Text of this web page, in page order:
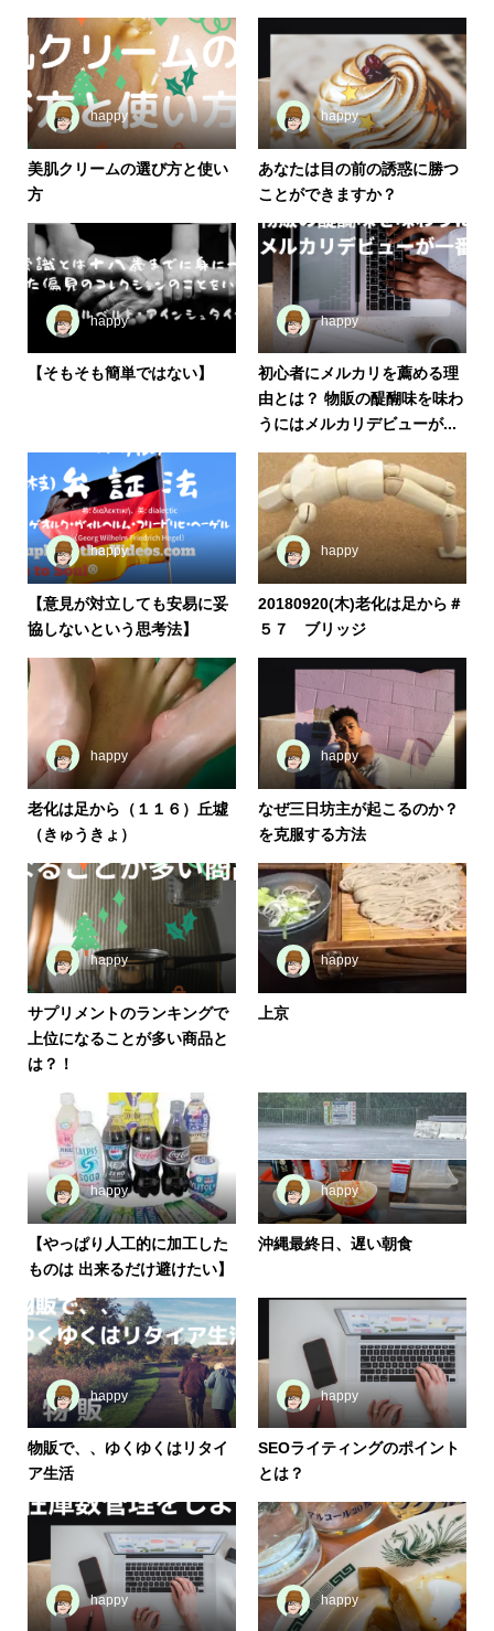
happy
美肌クリームの選び方と使い
方
happy
あなたは目の前の誘惑に勝つ
ことができますか？
happy
【そもそも簡単ではない】
happy
初心者にメルカリを薦める理
由とは？ 物販の醍醐味を味わ
うにはメルカリデビューが...
happy
【意見が対立しても安易に妥
協しないという思考法】
happy
20180920(木)老化は足から＃
５７ ブリッジ
happy
老化は足から（１１６）丘墟
（きゅうきょ）
happy
なぜ三日坊主が起こるのか？
を克服する方法
happy
サプリメントのランキングで
上位になることが多い商品と
は？！
happy
上京
happy
【やっぱり人工的に加工した
ものは 出来るだけ避けたい】
happy
沖縄最終日、遅い朝食
happy
物販で、、ゆくゆくはリタイ
ア生活
happy
SEOライティングのポイント
とは？
happy happy